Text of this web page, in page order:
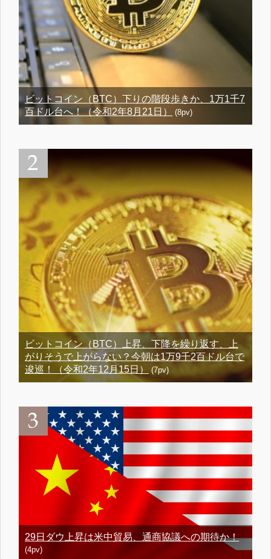
ビットコイン（BTC）下りの階段歩きか、1万1千7
百ドル台へ！（令和2年8月21日）
(8pv)
ビットコイン（BTC）上昇、下降を繰り返す、上
がりそうで上がらない？今朝は1万9千2百ドル台で
逡巡！（令和2年12月15日）
(7pv)
29日ダウ上昇は米中貿易、通商協議への期待か！
(4pv)